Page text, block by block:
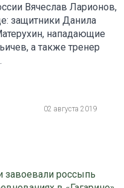
Вячеслав Ларионов,
защитники Данила
нападающие
а также тренер
02 августа 2019
россыпь